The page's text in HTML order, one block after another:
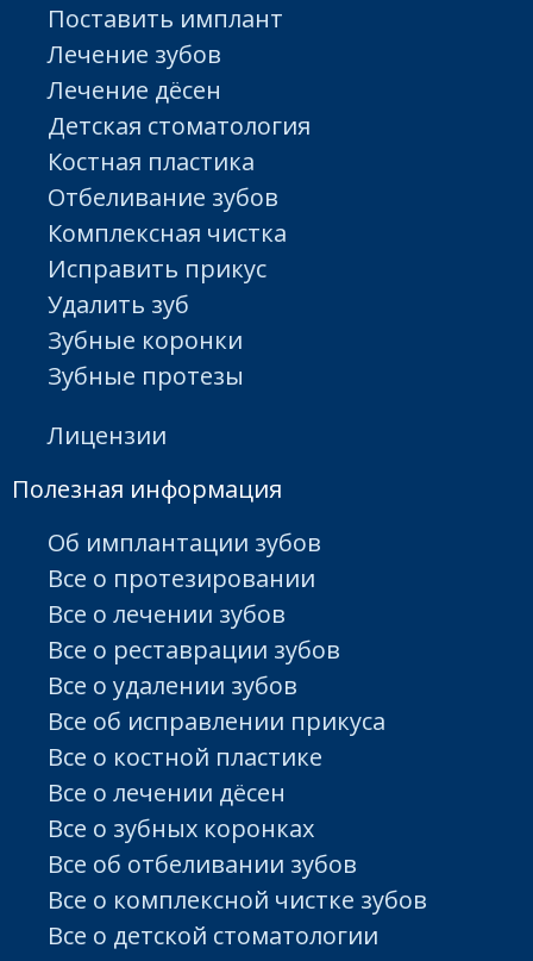
Поставить имплант
Лечение зубов
Лечение дёсен
Детская стоматология
Костная пластика
Отбеливание зубов
Комплексная чистка
Исправить прикус
Удалить зуб
Зубные коронки
Зубные протезы
Лицензии
Полезная информация
Об имплантации зубов
Все о протезировании
Все о лечении зубов
Все о реставрации зубов
Все о удалении зубов
Все об исправлении прикуса
Все о костной пластике
Все о лечении дёсен
Все о зубных коронках
Все об отбеливании зубов
Все о комплексной чистке зубов
Все о детской стоматологии